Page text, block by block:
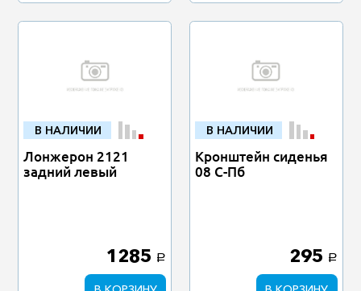
В НАЛИЧИИ
Лонжерон 2121
задний левый
1285 a
В НАЛИЧИИ
Кронштейн сиденья
08 С-Пб
295 a